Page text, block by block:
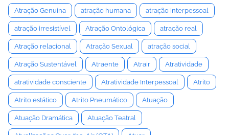
Atração Genuína atração humana atração interpessoal
atração irresistível Atração Ontológica atração real
Atração relacional Atração Sexual atração social
Atração Sustentável Atraente Atrair Atratividade
atratividade consciente Atratividade Interpessoal Atrito
Atrito estático Atrito Pneumático Atuação
Atuação Dramática Atuação Teatral